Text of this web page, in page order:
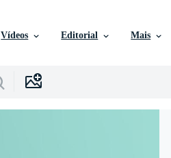
Vídeos Editorial Mais